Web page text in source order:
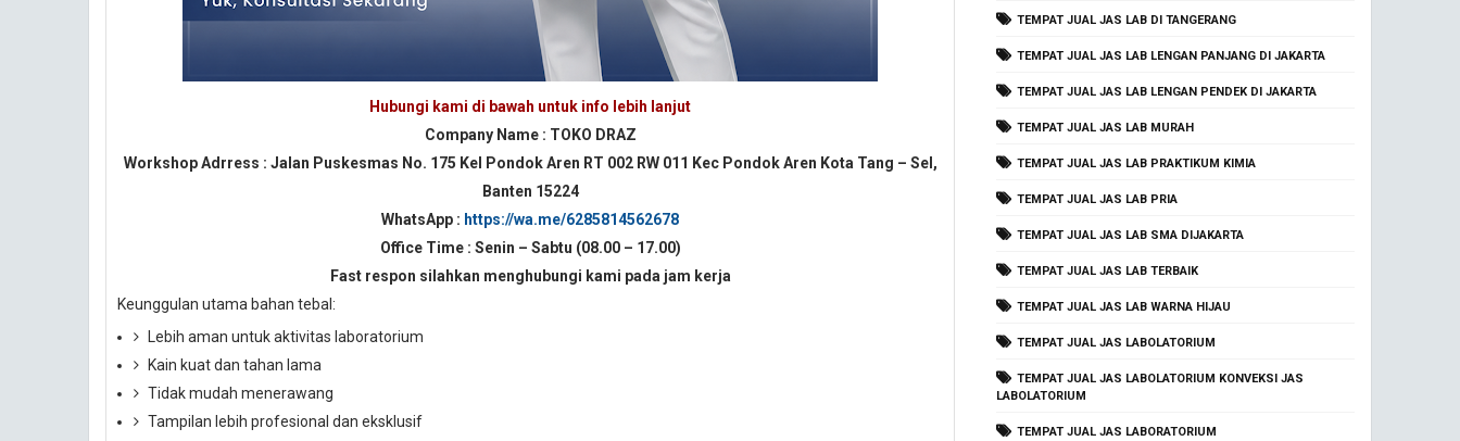
Hubungi kami di bawah untuk info lebih lanjut
Company Name : TOKO DRAZ
Workshop Adrress : Jalan Puskesmas No. 175 Kel Pondok Aren RT 002 RW 011 Kec Pondok Aren Kota Tang – Sel,
Banten 15224
WhatsApp : https://wa.me/6285814562678
Office Time : Senin – Sabtu (08.00 – 17.00)
Fast respon silahkan menghubungi kami pada jam kerja
Keunggulan utama bahan tebal:
Lebih aman untuk aktivitas laboratorium
Kain kuat dan tahan lama
Tidak mudah menerawang
Tampilan lebih profesional dan eksklusif
TEMPAT JUAL JAS LAB DI TANGERANG
TEMPAT JUAL JAS LAB LENGAN PANJANG DI JAKARTA
TEMPAT JUAL JAS LAB LENGAN PENDEK DI JAKARTA
TEMPAT JUAL JAS LAB MURAH
TEMPAT JUAL JAS LAB PRAKTIKUM KIMIA
TEMPAT JUAL JAS LAB PRIA
TEMPAT JUAL JAS LAB SMA DIJAKARTA
TEMPAT JUAL JAS LAB TERBAIK
TEMPAT JUAL JAS LAB WARNA HIJAU
TEMPAT JUAL JAS LABOLATORIUM
TEMPAT JUAL JAS LABOLATORIUM KONVEKSI JAS
LABOLATORIUM
TEMPAT JUAL JAS LABORATORIUM